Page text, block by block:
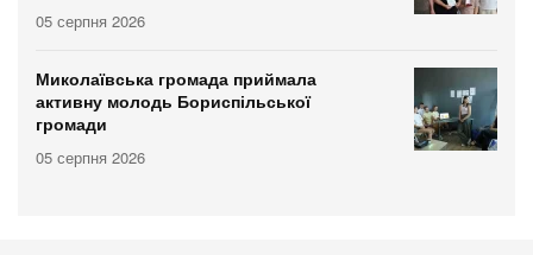
05 серпня 2026
Миколаївська громада приймала
активну молодь Бориспільської
громади
05 серпня 2026